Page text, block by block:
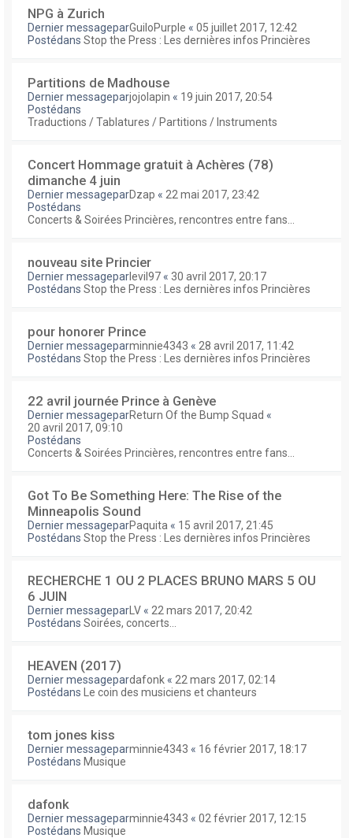
NPG à Zurich
Dernier messageparGuiloPurple « 05 juillet 2017, 12:42
Postédans Stop the Press : Les dernières infos Princières
Partitions de Madhouse
Dernier messageparjojolapin « 19 juin 2017, 20:54
Postédans
Traductions / Tablatures / Partitions / Instruments
Concert Hommage gratuit à Achères (78)
dimanche 4 juin
Dernier messageparDzap « 22 mai 2017, 23:42
Postédans
Concerts & Soirées Princières, rencontres entre fans...
nouveau site Princier
Dernier messageparlevil97 « 30 avril 2017, 20:17
Postédans Stop the Press : Les dernières infos Princières
pour honorer Prince
Dernier messageparminnie4343 « 28 avril 2017, 11:42
Postédans Stop the Press : Les dernières infos Princières
22 avril journée Prince à Genève
Dernier messageparReturn Of the Bump Squad «
20 avril 2017, 09:10
Postédans
Concerts & Soirées Princières, rencontres entre fans...
Got To Be Something Here: The Rise of the
Minneapolis Sound
Dernier messageparPaquita « 15 avril 2017, 21:45
Postédans Stop the Press : Les dernières infos Princières
RECHERCHE 1 OU 2 PLACES BRUNO MARS 5 OU
6 JUIN
Dernier messagepar LV « 22 mars 2017, 20:42
Postédans Soirées, concerts...
HEAVEN (2017)
Dernier messagepardafonk « 22 mars 2017, 02:14
Postédans
Le coin des musiciens et chanteurs
tom jones kiss
Dernier messageparminnie4343 « 16 février 2017, 18:17
Postédans Musique
dafonk
Dernier messageparminnie4343 « 02 février 2017, 12:15
Postédans Musique